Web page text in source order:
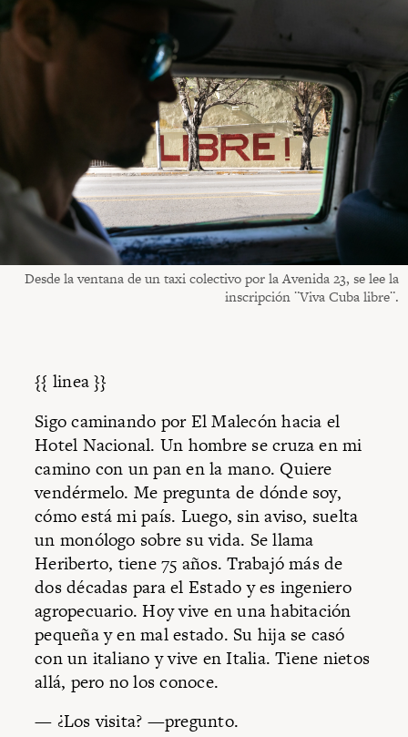
Desde la ventana de un taxi colectivo por la Avenida 23, se lee la
inscripción ¨Viva Cuba libre¨.
{{ linea }}
Sigo caminando por El Malecón hacia el
Hotel Nacional. Un hombre se cruza en mi
camino con un pan en la mano. Quiere
vendérmelo. Me pregunta de dónde soy,
cómo está mi país. Luego, sin aviso, suelta
un monólogo sobre su vida. Se llama
Heriberto, tiene 75 años. Trabajó más de
dos décadas para el Estado y es ingeniero
agropecuario. Hoy vive en una habitación
pequeña y en mal estado. Su hija se casó
con un italiano y vive en Italia. Tiene nietos
allá, pero no los conoce.
— ¿Los visita? —pregunto.